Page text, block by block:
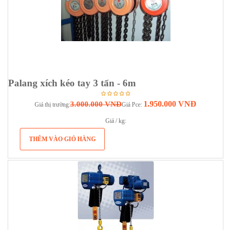
Palang xích kéo tay 3 tấn - 6m
Giá thị trường:3.000.000 VNĐGiá Pce: 1.950.000 VNĐ
Giá / kg: